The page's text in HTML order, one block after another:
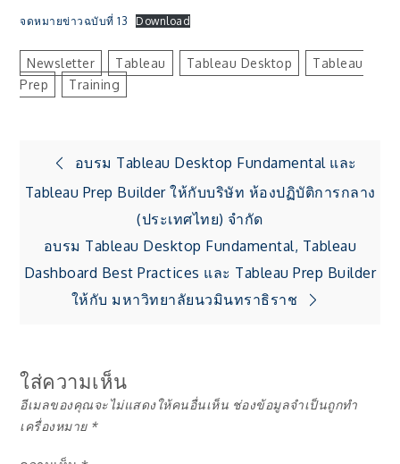
จดหมายข่าวฉบับที่ 13 Download
Newsletter Tableau Tableau Desktop
Tableau
Prep
Training
แนะแนว
อบรม Tableau Desktop Fundamental และ
Tableau Prep Builder ให้กับบริษัท ห้องปฏิบัติการกลาง
(ประเทศไทย) จำกัด
อบรม Tableau Desktop Fundamental, Tableau
Dashboard Best Practices และ Tableau Prep Builder
ให้กับ มหาวิทยาลัยนวมินทราธิราช
ใส่ความเห็น
อีเมลของคุณจะไม่แสดงให้คนอื่นเห็น ช่องข้อมูลจำเป็นถูกทำ
เครื่องหมาย *